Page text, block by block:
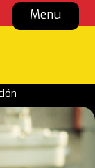
Menu